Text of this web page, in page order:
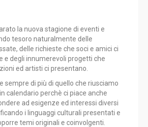
la nuova stagione di eventi e
tesoro naturalmente delle
delle richieste che soci e amici ci
e degli innumerevoli progetti che
ed artisti ci presentano.
sempre di più di quello che riusciamo
calendario perchè ci piace anche
ad esigenze ed interessi diversi
i linguaggi culturali presentati e
temi originali e coinvolgenti.